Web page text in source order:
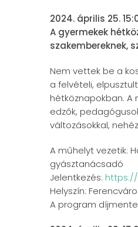
2024. április 25.
A gyermekek
szakembereknek,
Nem vettek be a
a felvételi,
hétköznapokban. A
edzők,
változásokkal,
A műhelyt vezetik:
gyásztanácsadó
Jelentkezés:https://
Helyszín:
A program